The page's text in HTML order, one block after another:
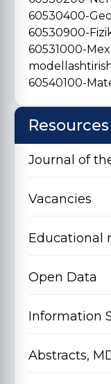
60530400-
60530900-
60531000-
60540100-
Resources
Journal of
Vacancies
Educational
Open Data
Information
Abstracts,